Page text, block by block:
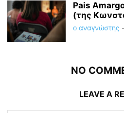
Pais
(της
ο αναγνώστης -
NO
LEAVE A